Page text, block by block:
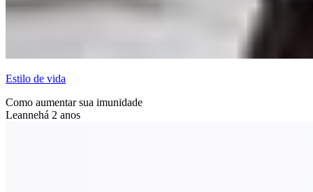
Estilo de vida
Como aumentar sua imunidade
Leannehá 2 anos